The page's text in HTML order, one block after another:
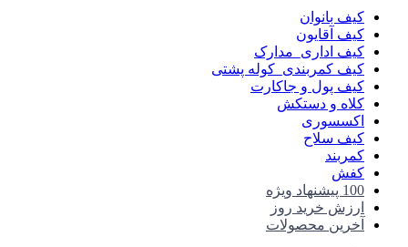
کیف بانوان
کیف آقایون
کیف اداری_مدارک
کیف کمربندی_کوله پشتی
کیف پول و جاکارت
کلاه و دستکش
اکسسوری
کیف سلاح
کمربند
کفش
100 پیشنهاد ویژه
ارزش خرید روز
آخرین محصولات